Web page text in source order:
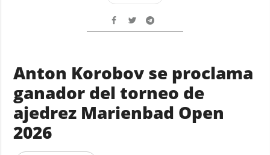
Anton Korobov se proclama
ganador del torneo de
ajedrez Marienbad Open
2026